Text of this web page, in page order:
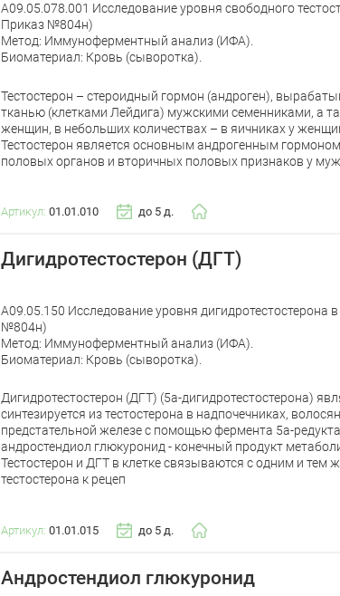
A09.05.078.001 Исследование уровня свободного
Приказ №804н)
Метод: Иммуноферментный анализ (ИФА).
Биоматериал: Кровь (сыворотка).
Тестостерон – стероидный гормон (андроген),
тканью (клетками Лейдига) мужскими семенниками, а
женщин, в небольших количествах – в яичниках у
Тестостерон является основным андрогенным
половых органов и вторичных половых признаков у
Артикул: 01.01.010 до 5 д.
Дигидротестостерон (ДГТ)
A09.05.150 Исследование уровня
№804н)
Метод: Иммуноферментный анализ (ИФА).
Биоматериал: Кровь (сыворотка).
Дигидротестостерон (ДГТ) (5а-дигидротестостерона)
синтезируется из тестостерона в надпочечниках,
предстательной железе с помощью фермента 5а-
андростендиол глюкуронид - конечный продукт
Тестостерон и ДГТ в клетке связываются с одним и тем
тестостерона к рецеп
Артикул: 01.01.015 до 5 д.
Андростендиол глюкуронид